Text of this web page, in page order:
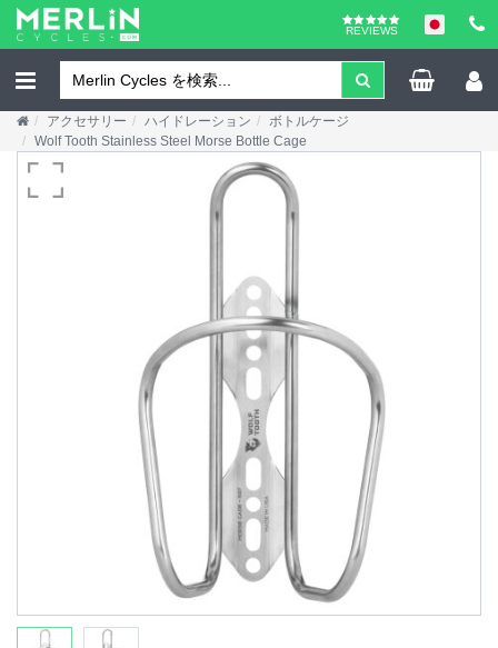
REVIEWS
アクセサリー ハイドレーション
ボトルケージ
Wolf Tooth Stainless Steel Morse Bottle Cage